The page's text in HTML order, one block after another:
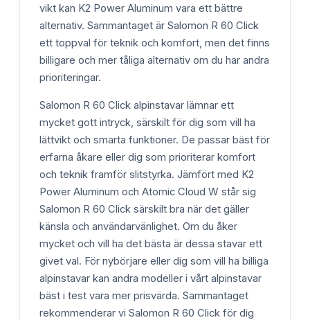
vikt kan K2 Power Aluminum vara ett bättre
alternativ. Sammantaget är Salomon R 60 Click
ett toppval för teknik och komfort, men det finns
billigare och mer tåliga alternativ om du har andra
prioriteringar.
Salomon R 60 Click alpinstavar lämnar ett
mycket gott intryck, särskilt för dig som vill ha
lättvikt och smarta funktioner. De passar bäst för
erfarna åkare eller dig som prioriterar komfort
och teknik framför slitstyrka. Jämfört med K2
Power Aluminum och Atomic Cloud W står sig
Salomon R 60 Click särskilt bra när det gäller
känsla och användarvänlighet. Om du åker
mycket och vill ha det bästa är dessa stavar ett
givet val. För nybörjare eller dig som vill ha billiga
alpinstavar kan andra modeller i vårt alpinstavar
bäst i test vara mer prisvärda. Sammantaget
rekommenderar vi Salomon R 60 Click för dig